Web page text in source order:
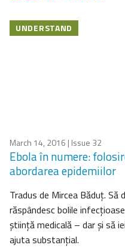
UNDERSTAND
March 14, 2016 | Issue 32
Ebola în numere:
abordarea epidemiilor
Tradus de Mircea Băduţ. Să
răspândesc bolile
ştiinţă medicală – dar şi să
ajuta substanţial.